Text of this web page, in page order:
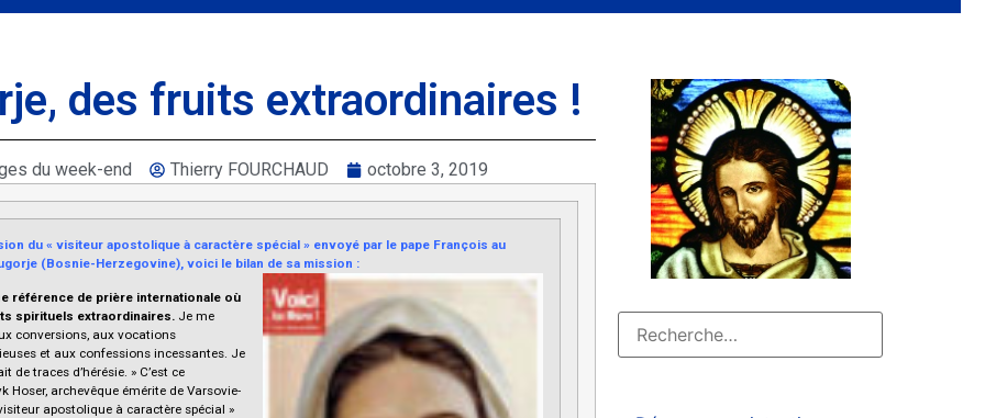
des fruits extraordinaires !
du week-end Thierry FOURCHAUD octobre 3, 2019
du « visiteur apostolique à caractère spécial » envoyé par le pape François au
(Bosnie-Herzegovine), voici le bilan de sa mission :
référence de prière internationale où
spirituels extraordinaires.Je me
conversions, aux vocations
et aux confessions incessantes. Je
de traces d’hérésie. » C’est ce
Hoser, archevêque émérite de Varsovie-
apostolique à caractère spécial »